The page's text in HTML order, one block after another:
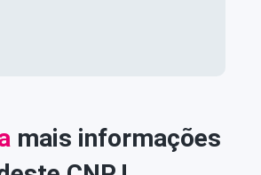
mais informações